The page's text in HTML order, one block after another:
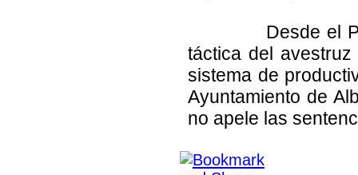
Desde el
táctica del
sistema de
Ayuntamiento de
no apele las